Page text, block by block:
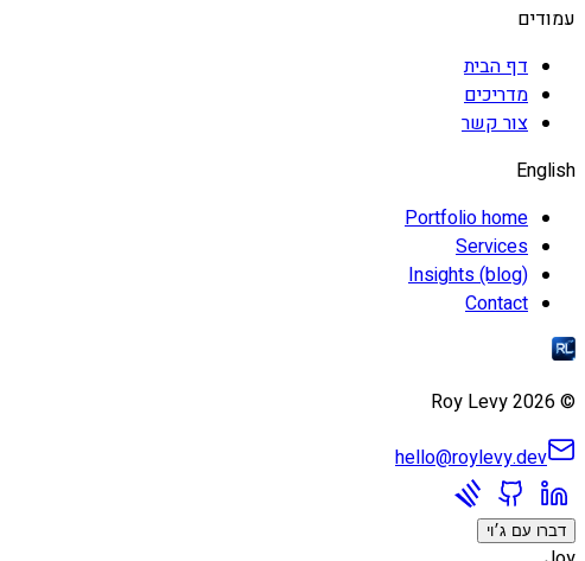
עמודים
דף הבית
מדריכים
צור קשר
English
Portfolio home
Services
Insights (blog)
Contact
©
2026
hello@roylevy.dev
דברו עם ג׳וי